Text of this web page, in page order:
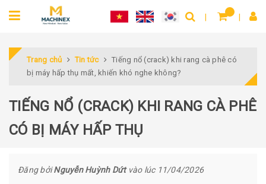
Trang chủ Tin tức
Tiếng nổ (crack) khi rang cà phê có
bị máy hấp thụ mất, khiến khó nghe không?
TIẾNG NỔ (CRACK) KHI RANG CÀ PHÊ
CÓ BỊ MÁY HẤP THỤ
Đăng bởiNguyễn Huỳnh Dứtvào lúc 11/04/2026